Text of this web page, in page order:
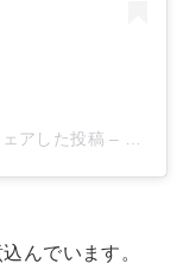
アした投稿 – 2020年
んでいます。